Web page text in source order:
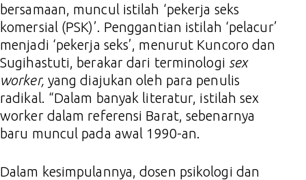
bersamaan, muncul istilah ‘pekerja seks
komersial (PSK)’. Penggantian istilah ‘pelacur’
menjadi ‘pekerja seks’, menurut Kuncoro dan
Sugihastuti, berakar dari terminologi sex
worker, yang diajukan oleh para penulis
radikal. “Dalam banyak literatur, istilah sex
worker dalam referensi Barat, sebenarnya
baru muncul pada awal 1990-an.
Dalam kesimpulannya, dosen psikologi dan